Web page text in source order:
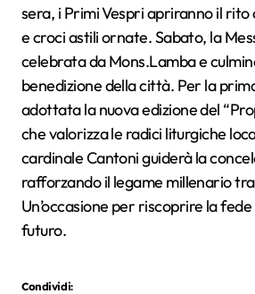
sera, i Primi Vespri apriranno il rito
e croci astili ornate. Sabato, la
celebrata da Mons.Lamba e
benedizione della città. Per la
adottata la nuova edizione del
che valorizza le radici liturgiche
cardinale Cantoni guiderà la
rafforzando il legame millenario
Un’occasione per riscoprire la
futuro.
Condividi: